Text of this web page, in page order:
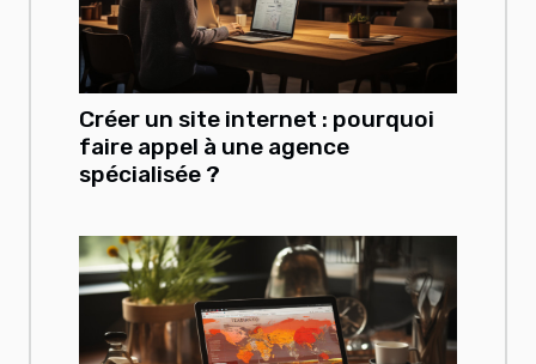
Créer un site internet : pourquoi
faire appel à une agence
spécialisée ?